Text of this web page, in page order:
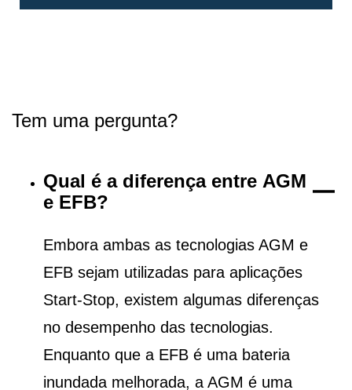
Tem uma pergunta?
Qual é a diferença entre AGM
e EFB?
Embora ambas as tecnologias AGM e
EFB sejam utilizadas para aplicações
Start-Stop, existem algumas diferenças
no desempenho das tecnologias.
Enquanto que a EFB é uma bateria
inundada melhorada, a AGM é uma